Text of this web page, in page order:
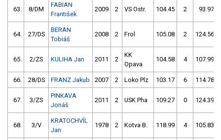
63. 8/DM
FABIAN
František
2009 2 VS Ostr. 104.45 2 93.97
64. 27/DS
BERAN
Tobiáš
2008 2 Frol 105.08 2 124.56
65. 2/ZS KULIHA Jan 2011 2
KK
Opava
104.58 4 107.99
66. 28/DS FRANZ Jakub 2007 2 Loko Plz 103.17 6 114.78
67. 3/ZS
PINKAVA
Jonáš
2011 2 USK Pha 109.27 0 124.39
68. 3/V
KRATOCHVÍL
Jan
1978 2 Kotva B. 118.99 4 105.83